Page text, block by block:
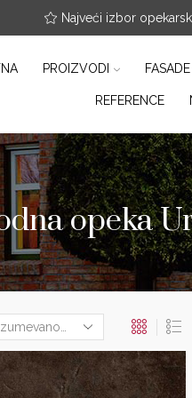
Najveći izbor
PROIZVODI FASADE
REFERENCE
opeka